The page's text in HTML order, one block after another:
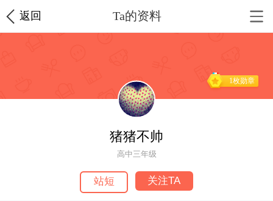
返回 Ta的资料
1枚勋章
猪猪不帅
高中三年级
站短 关注TA